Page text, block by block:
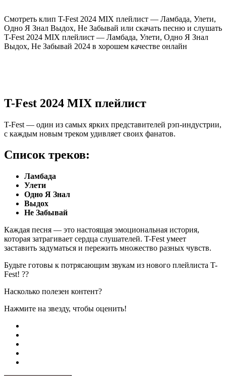
Смотреть клип T-Fest 2024 MIX плейлист — Ламбада, Улети,
Одно Я Знал Выдох, Не Забывай или скачать песню и слушать
T-Fest 2024 MIX плейлист — Ламбада, Улети, Одно Я Знал
Выдох, Не Забывай 2024 в хорошем качестве онлайн
T-Fest 2024 MIX плейлист
T-Fest — один из самых ярких представителей рэп-индустрии,
с каждым новым треком удивляет своих фанатов.
Список треков:
Ламбада
Улети
Одно Я Знал
Выдох
Не Забывай
Каждая песня — это настоящая эмоциональная история,
которая затрагивает сердца слушателей. T-Fest умеет
заставить задуматься и пережить множество разных чувств.
Будьте готовы к потрясающим звукам из нового плейлиста T-
Fest! ??
Насколько полезен контент?
Нажмите на звезду, чтобы оценить!